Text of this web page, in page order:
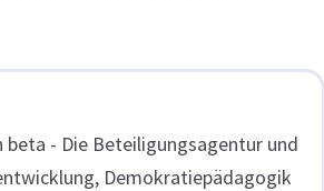
- Die Beteiligungsagentur und
Demokratiepädagogik